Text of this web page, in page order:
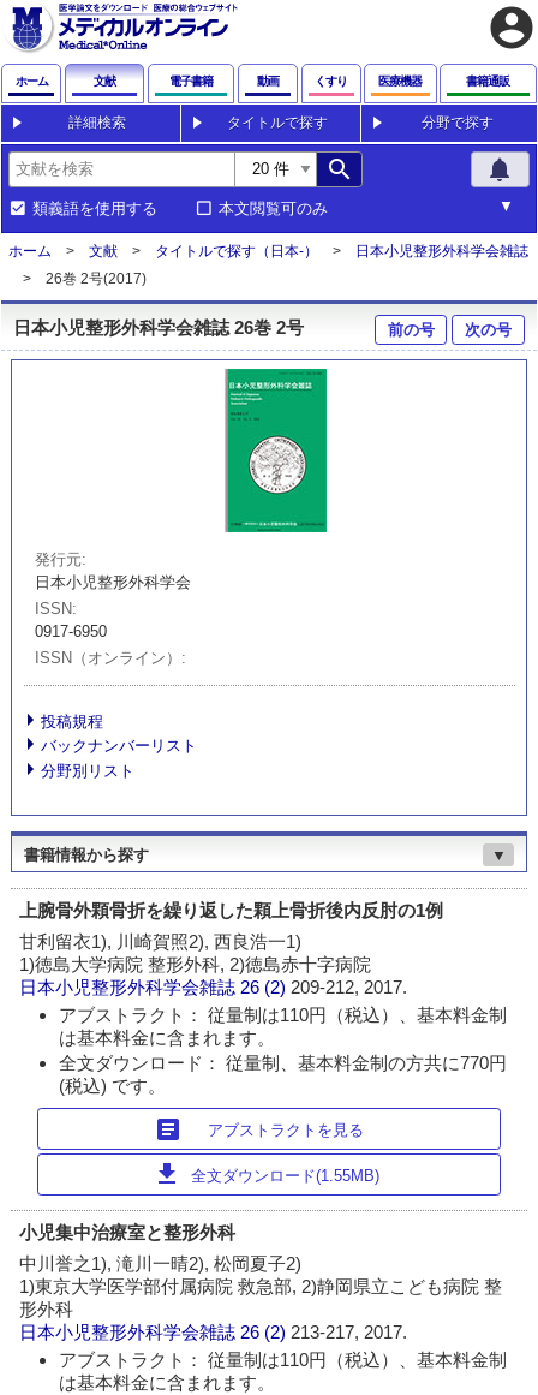
account_circle
ホーム 文献 電子書籍 動画 くすり 医療機器 書籍通販
詳細検索 タイトルで探す 分野で探す
search notifications
類義語を使用する 本文閲覧可のみ
ホーム 文献 タイトルで探す（日本-）
日本小児整形外科学会雑誌
26巻 2号(2017)
日本小児整形外科学会雑誌 26巻 2号 前の号 次の号
発行元
日本小児整形外科学会
ISSN
0917-6950
ISSN（オンライン）
投稿規程
バックナンバーリスト
分野別リスト
書籍情報から探す ▼
上腕骨外顆骨折を繰り返した顆上骨折後内反肘の1例
甘利留衣1), 川崎賀照2), 西良浩一1)
1)徳島大学病院 整形外科, 2)徳島赤十字病院
日本小児整形外科学会雑誌 26 (2)209-212, 2017.
アブストラクト： 従量制は110円（税込）、基本料金制
は基本料金に含まれます。
全文ダウンロード： 従量制、基本料金制の方共に770円
(税込) です。
article アブストラクトを見る
download 全文ダウンロード(1.55MB)
小児集中治療室と整形外科
中川誉之1), 滝川一晴2), 松岡夏子2)
1)東京大学医学部付属病院 救急部, 2)静岡県立こども病院 整
形外科
日本小児整形外科学会雑誌 26 (2) 213-217, 2017.
アブストラクト： 従量制は110円（税込）、基本料金制
は基本料金に含まれます。